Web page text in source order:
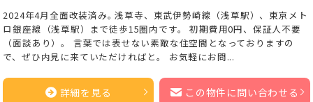
2024年4月全面改装済み｡ 浅草寺、東武伊勢崎線（浅草駅）、東京メト
ロ銀座線（浅草駅）まで徒歩15圏内です。 初期費用0円、保証人不要
（面談あり）。 言葉では表せない素敵な住空間となっておりますの
で、ぜひ内見に来ていただければと。 お気軽にお問...
詳細を見る この物件に問い合わせる